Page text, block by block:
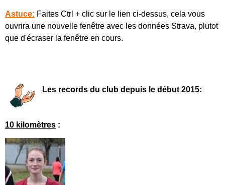
Astuce: Faites Ctrl + clic sur le lien ci-dessus, cela vous
ouvrira une nouvelle fenêtre avec les données Strava, plutot
que d'écraser la fenêtre en cours.
Les records du club depuis le début 2015:
10 kilomètres :